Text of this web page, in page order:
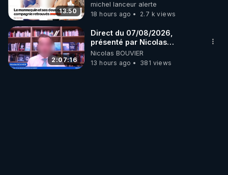
13:50
michel lanceur alerte
18 hours ago
2.7 k views
2:07:16
Direct du 07/08/2026,
présenté par Nicolas
BOUVIER
Nicolas BOUVIER
13 hours ago
381 views